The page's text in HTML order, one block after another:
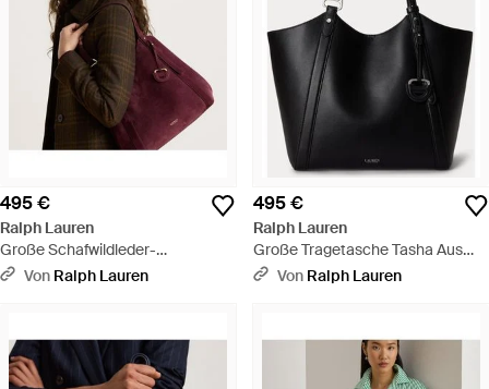
495 €
Ralph Lauren
Große Schafwildleder-
Tragetasche Tasha - Rot
Von Ralph Lauren
495 €
Ralph Lauren
Große Tragetasche Tasha Aus
Nappaleder - Schwarz
Von Ralph Lauren